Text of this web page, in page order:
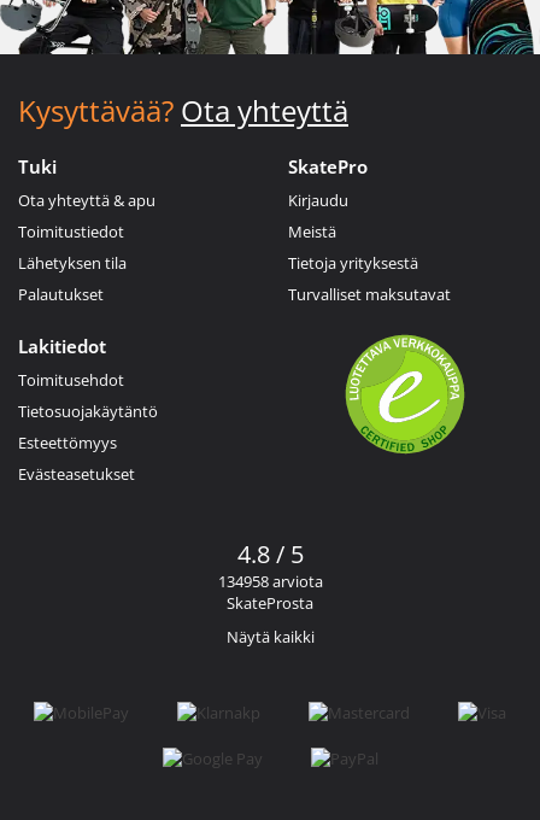
Kysyttävää? Ota yhteyttä
Tuki
Ota yhteyttä & apu
Toimitustiedot
Lähetyksen tila
Palautukset
SkatePro
Kirjaudu
Meistä
Tietoja yrityksestä
Turvalliset maksutavat
Lakitiedot
Toimitusehdot
Tietosuojakäytäntö
Esteettömyys
Evästeasetukset
4.8 / 5
134958 arviota
SkateProsta
Näytä kaikki